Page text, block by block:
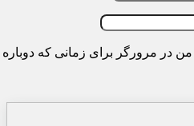
من در مرورگر برای زمانی که